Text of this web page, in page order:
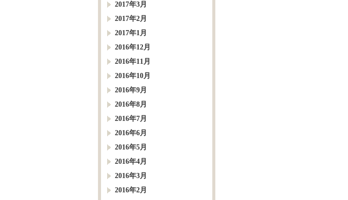
2017年3月
2017年2月
2017年1月
2016年12月
2016年11月
2016年10月
2016年9月
2016年8月
2016年7月
2016年6月
2016年5月
2016年4月
2016年3月
2016年2月